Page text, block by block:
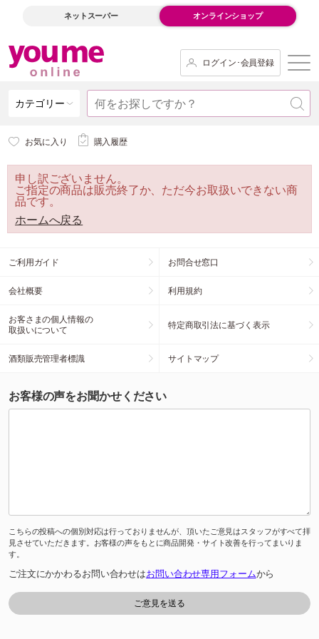
ネットスーパー オンラインショップ
ログイン･会員登録
カテゴリー
お気に入り 購入履歴
申し訳ございません。
ご指定の商品は販売終了か、ただ今お取扱いできない商
品です。
ホームへ戻る
ご利用ガイド お問合せ窓口
会社概要 利用規約
お客さまの個人情報の
取扱いについて
特定商取引法に基づく表示
酒類販売管理者標識 サイトマップ
お客様の声をお聞かせください
こちらの投稿への個別対応は行っておりませんが、頂いたご意見はスタッフがすべて拝
見させていただきます。お客様の声をもとに商品開発・サイト改善を行ってまいりま
す。
ご注文にかかわるお問い合わせはお問い合わせ専用フォームから